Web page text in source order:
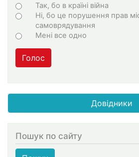
Choices
Так, бо в країні війна
Ні, бо це порушення прав
самоврядування
Мені все одно
Голос
Довідники
Пошук по сайту